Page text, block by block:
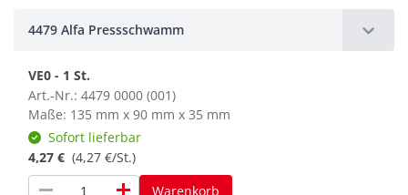
4479 Alfa Pressschwamm
VE0 - 1 St.
Art.-Nr.: 4479 0000 (001)
Maße: 135 mm x 90 mm x 35 mm
Sofort lieferbar
4,27 € (4,27 €/St.)
Warenkorb